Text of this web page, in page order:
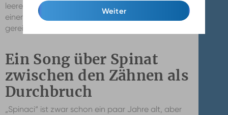
Weiter
leere Tiefkühl-Spinat-Packung. Die wurde bei
einem ganz bestimmten Song auf die Bühne
gereicht, nämlich bei „Spinaci“.
Ein Song über Spinat
zwischen den Zähnen als
Durchbruch
„Spinaci“ ist zwar schon ein paar Jahre alt, aber